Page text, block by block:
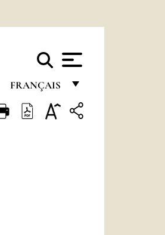
FRANÇAIS
FRANÇAIS